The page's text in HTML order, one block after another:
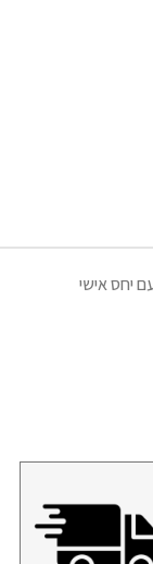
יחס אישי